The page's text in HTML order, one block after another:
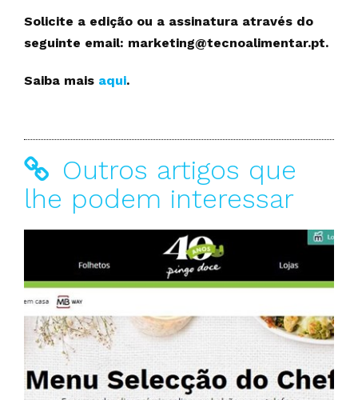
Solicite a edição ou a assinatura através do
seguinte email: marketing@tecnoalimentar.pt.
Saiba mais aqui.
Outros artigos que
lhe podem interessar